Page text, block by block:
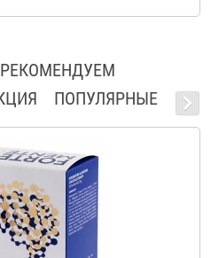
РЕКОМЕНДУЕМ
ПОПУЛЯРНЫЕ